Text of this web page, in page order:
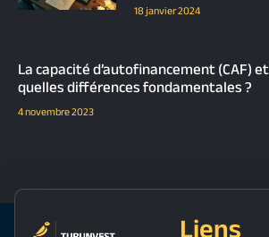
18 janvier 2024
La capacité d’autofinancement (CAF)
quelles différences fondamentales ?
4 novembre 2023